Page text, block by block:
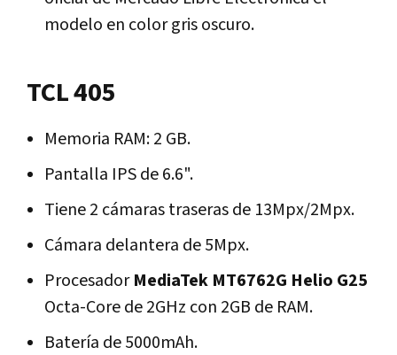
modelo en color gris oscuro.
TCL 405
Memoria RAM: 2 GB.
Pantalla IPS de 6.6".
Tiene 2 cámaras traseras de 13Mpx/2Mpx.
Cámara delantera de 5Mpx.
ProcesadorMediaTek MT6762G Helio G25
Octa-Core de 2GHz con 2GB de RAM.
Batería de 5000mAh.